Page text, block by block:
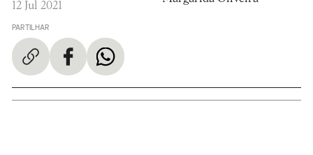
12 Jul 2021
PARTILHAR